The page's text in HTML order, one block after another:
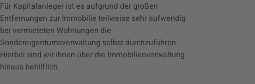
Für Kapitalanleger ist es aufgrund der großen
Entfernungen zur Immobilie teilweise sehr aufwendig
bei vermieteten Wohnungen die
Sondereigentumsverwaltung selbst durchzuführen.
Hierbei sind wir ihnen über die Immobilienverwaltung
hinaus behilflich.